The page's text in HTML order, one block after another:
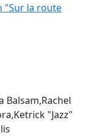
"Sur la route
Balsam,Rachel
"Jazz"